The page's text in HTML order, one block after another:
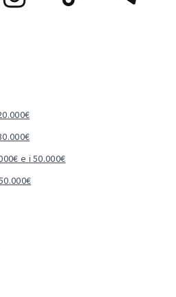
e i 50.000€